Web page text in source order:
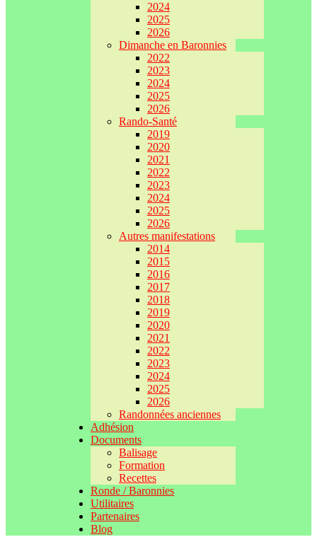
2024
2025
2026
Dimanche en Baronnies
2022
2023
2024
2025
2026
Rando-Santé
2019
2020
2021
2022
2023
2024
2025
2026
Autres manifestations
2014
2015
2016
2017
2018
2019
2020
2021
2022
2023
2024
2025
2026
Randonnées anciennes
Adhésion
Documents
Balisage
Formation
Recettes
Ronde / Baronnies
Utilitaires
Partenaires
Blog